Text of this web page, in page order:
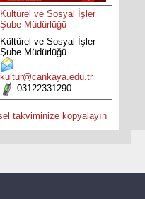
Kültürel ve Sosyal İşler
Şube Müdürlüğü
Kültürel ve Sosyal İşler
Şube Müdürlüğü
kultur@cankaya.edu.tr
03122331290
takviminize kopyalayın